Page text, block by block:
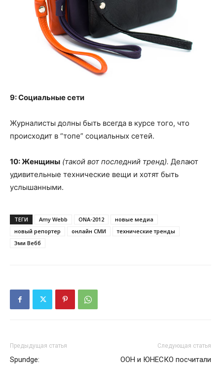
9: Социальные сети
Журналисты долны быть всегда в курсе того, что
происходит в “топе” социальных сетей.
10: Женщины (такой вот последний тренд). Делают
удивительные технические вещи и хотят быть
услышанными.
ТЕГИ Amy Webb ONA-2012
новые медиа
новый репортер
онлайн СМИ
технические тренды
Эми Вебб
Предыдущая статья
Spundge:
Следующая статья
ООН и ЮНЕСКО посчитали